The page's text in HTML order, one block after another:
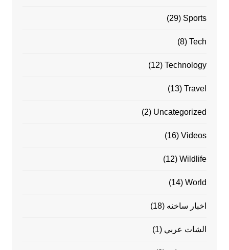
Sports
(29)
Tech
(8)
Technology
(12)
Travel
(13)
Uncategorized
(2)
Videos
(16)
Wildlife
(12)
World
(14)
اخبار ساخنه (18)
الشات عربي (1)